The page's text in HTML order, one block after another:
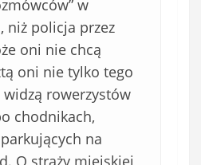
w
niż policja przez
oni nie chcą
oni nie tylko tego
rowerzystów
chodnikach,
na
O straży miejskiej